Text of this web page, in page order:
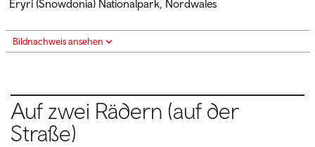
Eryri (Snowdonia) Nationalpark, Nordwales
Bildnachweis ansehen
Auf zwei Rädern (auf der
Straße)